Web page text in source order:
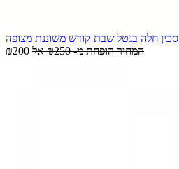
סכין חלה בגטל שבת קודש משוננת מצופה
₪200
המחיר הופחת מ-₪250 אל